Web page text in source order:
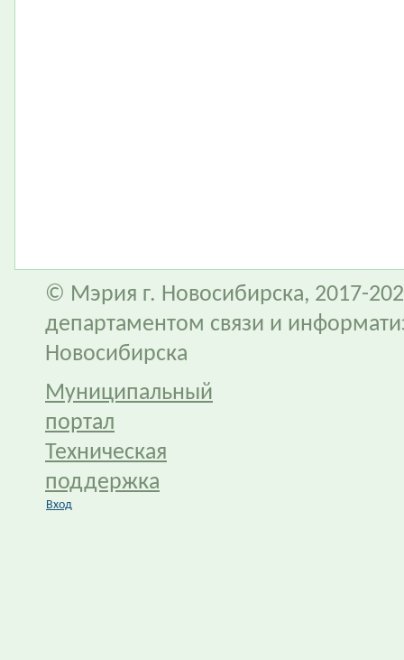
© Мэрия г. Новосибирска, 2017-
департаментом связи и
Новосибирска
Муниципальный
портал
Техническая
поддержка
Вход